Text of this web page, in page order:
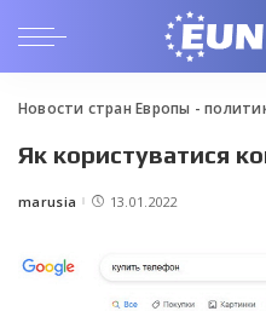
Новости стран Европы -
Як користуватися
Posted
marusia 13.01.2022